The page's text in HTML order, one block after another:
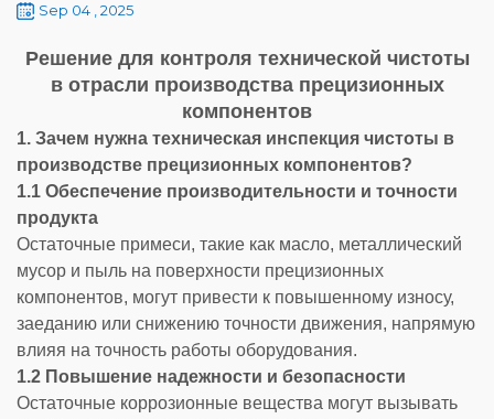
Sep 04 , 2025
Решение для контроля технической чистоты
в отрасли производства прецизионных
компонентов
1. Зачем нужна техническая инспекция чистоты в
производстве прецизионных компонентов?
1.1 Обеспечение производительности и точности
продукта
Остаточные примеси, такие как масло, металлический
мусор и пыль на поверхности прецизионных
компонентов, могут привести к повышенному износу,
заеданию или снижению точности движения, напрямую
влияя на точность работы оборудования.
1.2 Повышение надежности и безопасности
Остаточные коррозионные вещества могут вызывать